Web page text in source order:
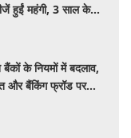
हुईं महंगी, 3 साल के
के नियमों में बदलाव,
और बैंकिंग फ्रॉड पर